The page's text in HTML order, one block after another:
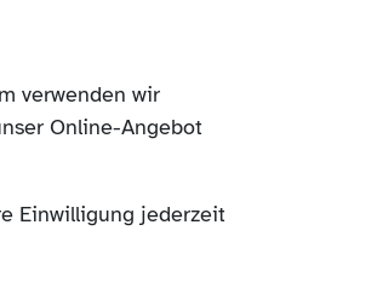
verwenden wir
Online-Angebot
Einwilligung jederzeit